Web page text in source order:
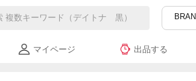
マイページ 出品する